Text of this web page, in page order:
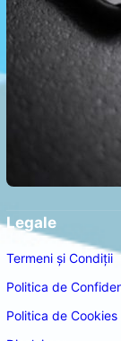
Legale
Termeni și Condiții
Politica de
Politica de Cookies